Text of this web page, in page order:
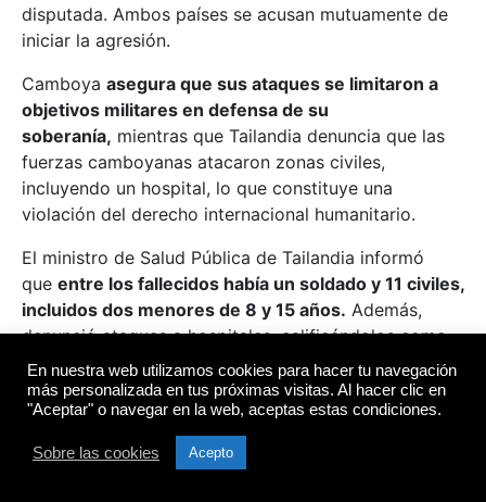
disputada. Ambos países se acusan mutuamente de
iniciar la agresión.
Camboya asegura que sus ataques se limitaron a
objetivos militares en defensa de su
soberanía, mientras que Tailandia denuncia que las
fuerzas camboyanas atacaron zonas civiles,
incluyendo un hospital, lo que constituye una
violación del derecho internacional humanitario.
El ministro de Salud Pública de Tailandia informó
que entre los fallecidos había un soldado y 11 civiles,
incluidos dos menores de 8 y 15 años. Además,
denunció ataques a hospitales, calificándolos como
crímenes de guerra.
En nuestra web utilizamos cookies para hacer tu navegación
más personalizada en tus próximas visitas. Al hacer clic en
"Aceptar" o navegar en la web, aceptas estas condiciones.
Sobre las cookies Acepto